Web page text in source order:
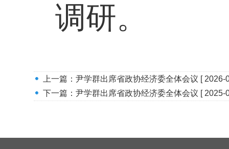
调研。
上一篇： 尹学群出席省政协经济委全体会议 [ 2026-
下一篇： 尹学群出席省政协经济委全体会议 [ 2025-